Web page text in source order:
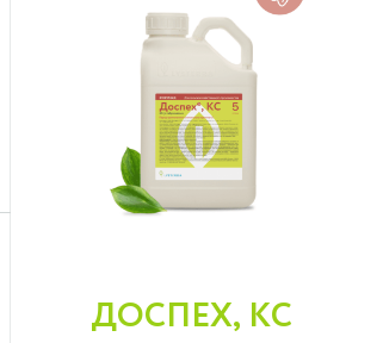
ДОСПЕХ, КС